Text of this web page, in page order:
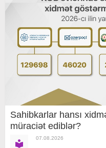
Sahibkarlar hansı
müraciət ediblər?
07.08.2026